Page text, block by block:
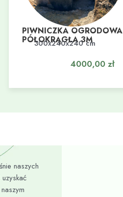
PIWNICZKA OGRODOWA
PÓŁOKRĄGŁA 3M
300x240x240 cm
4000,00 zł
Dodaj do koszyka
naszych